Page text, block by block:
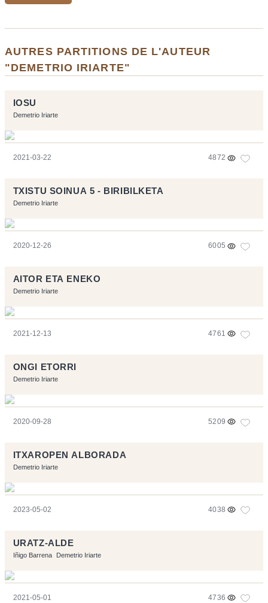
AUTRES PARTITIONS DE L'AUTEUR
"DEMETRIO IRIARTE"
IOSU
Demetrio Iriarte
2021-03-22 4872
TXISTU SOINUA 5 - BIRIBILKETA
Demetrio Iriarte
2020-12-26 6005
AITOR ETA ENEKO
Demetrio Iriarte
2021-12-13 4761
ONGI ETORRI
Demetrio Iriarte
2020-09-28 5209
ITXAROPEN ALBORADA
Demetrio Iriarte
2023-05-02 4038
URATZ-ALDE
Iñigo Barrena Demetrio Iriarte
2021-05-01 4736